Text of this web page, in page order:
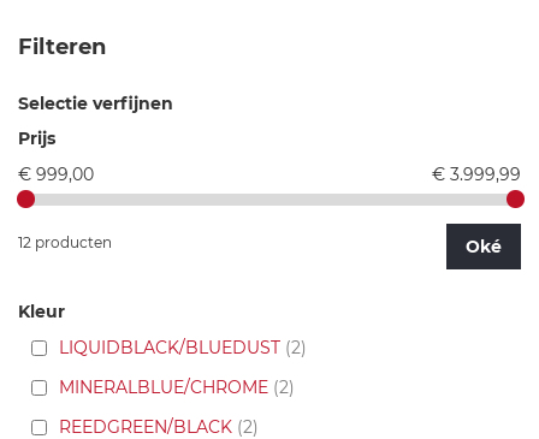
Filteren
Selectie verfijnen
Prijs
€ 999,00
€ 3.999,99
12 producten Oké
Kleur
LIQUIDBLACK/BLUEDUST 2
MINERALBLUE/CHROME 2
REEDGREEN/BLACK 2